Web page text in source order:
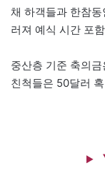
채 하객들과 한참
러져 예식 시간 포
중산층 기준 축의
친척들은 50달러